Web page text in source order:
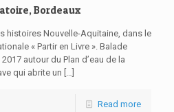
Bordeaux
histoires Nouvelle-Aquitaine, dans le
« Partir en Livre ». Balade
autour du Plan d’eau de la
qui abrite un […]
Read more